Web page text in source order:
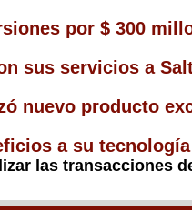
por $ 300
sus servicios a
nuevo producto
a su
las transacciones